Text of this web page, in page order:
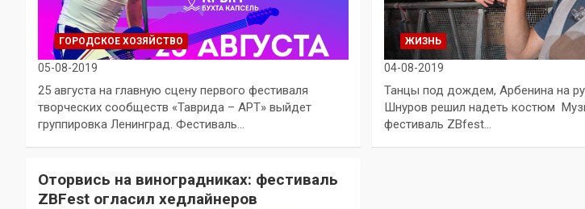
ГОРОДСКОЕ ХОЗЯЙСТВО
05-08-2019
25 августа на главную сцену первого фестиваля
творческих сообществ «Таврида – АРТ» выйдет
группировка Ленинград. Фестиваль…
ЖИЗНЬ
04-08-2019
Танцы под дождем, Арбенина на
Шнуров решил надеть костюм
фестиваль ZBfest…
Оторвись на виноградниках: фестиваль
ZBFest огласил хедлайнеров